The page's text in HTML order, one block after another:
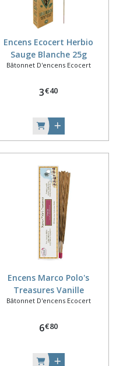
Encens Ecocert Herbio
Sauge Blanche 25g
Bâtonnet D'encens Ecocert
3€40
Encens Marco Polo's
Treasures Vanille
Bâtonnet D'encens Ecocert
6€80